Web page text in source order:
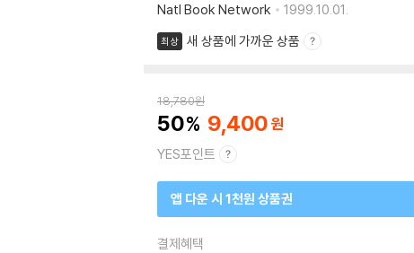
Natl Book Network
1999.10.01.
최상 새 상품에 가까운 상품
18,780원
50 9,400
YES포인트
앱 다운 시 1천원 상품권
결제혜택